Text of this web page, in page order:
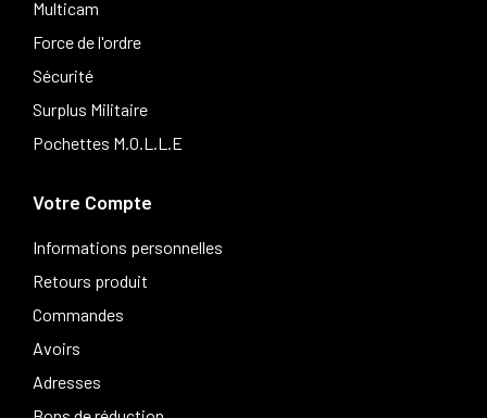
Multicam
Force de l'ordre
Sécurité
Surplus Militaire
Pochettes M.O.L.L.E
Votre Compte
Informations personnelles
Retours produit
Commandes
Avoirs
Adresses